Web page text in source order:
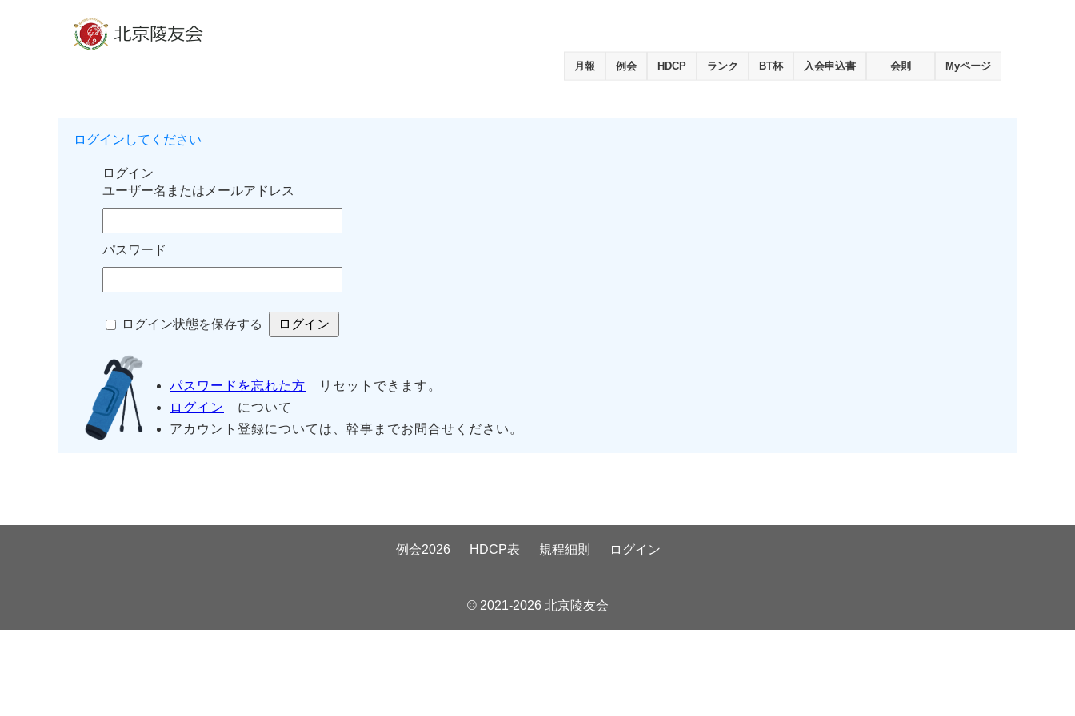
月報 例会 HDCP ランク BT杯 入会申込書 会則 Myページ
ログインしてください
ログイン
ユーザー名またはメールアドレス
パスワード
ログイン状態を保存する
パスワードを忘れた方 リセットできます。
ログイン
について
アカウント登録については、幹事までお問合せください。
例会2026 HDCP表 規程細則 ログイン
© 2021-2026 北京陵友会